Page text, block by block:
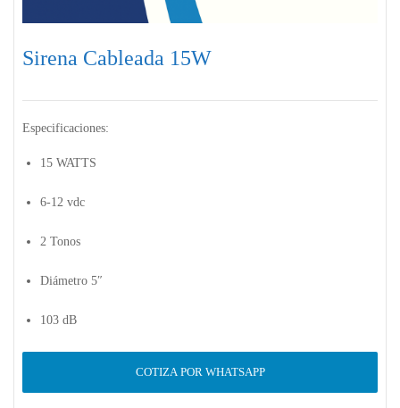
Sirena Cableada 15W
Especificaciones:
15 WATTS
6-12 vdc
2 Tonos
Diámetro 5″
103 dB
COTIZA POR WHATSAPP